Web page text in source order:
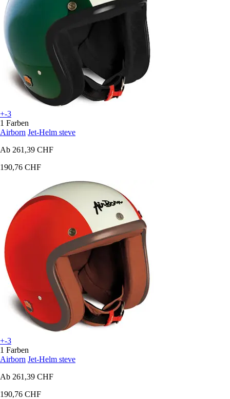
+-3
1 Farben
Airborn Jet-Helm steve
Ab 261,39 CHF
190,76 CHF
+-3
1 Farben
Airborn Jet-Helm steve
Ab 261,39 CHF
190,76 CHF